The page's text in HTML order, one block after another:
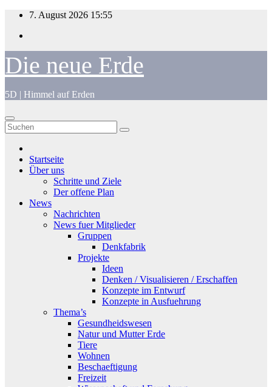
Zum
springen
7. August 2026 15:55
Die neue Erde
5D | Himmel auf Erden
Startseite
Über uns
Schritte und Ziele
Der offene Plan
News
Nachrichten
News fuer Mitglieder
Gruppen
Denkfabrik
Projekte
Ideen
Denken / Visualisieren / Erschaffen
Konzepte im Entwurf
Konzepte in Ausfuehrung
Thema’s
Gesundheidswesen
Natur und Mutter Erde
Tiere
Wohnen
Beschaeftigung
Freizeit